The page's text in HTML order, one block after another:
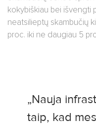
kokybiškiau bei išvengti
neatsilieptų skambučių
proc. iki ne daugiau 5
„Nauja
taip, kad